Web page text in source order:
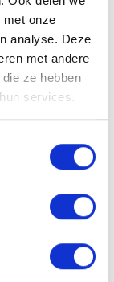
met onze
analyse. Deze
met andere
ze hebben
services.